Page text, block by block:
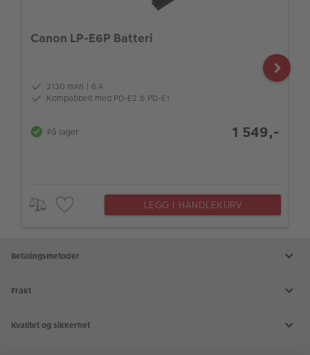
Canon LP-E6P Batteri
2130 mAh | 6 A
Kompatibelt med PD-E2 & PD-E1
På lager 1 549,-
LEGG I HANDLEKURV
Betalingsmetoder
Frakt
Kvalitet og sikkerhet